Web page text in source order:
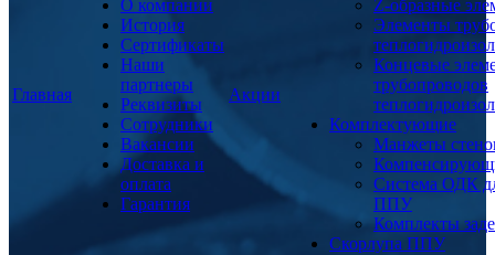
Главная
О компании
История
Сертификаты
Наши
партнеры
Реквизиты
Сотрудники
Вакансии
Доставка и
оплата
Гарантия
Акции
Z-образные
Элементы
Концевые
трубопроводов
Комплектующие
Манжеты
Система ОДК
ППУ
Комплекты
Скорлупа ППУ